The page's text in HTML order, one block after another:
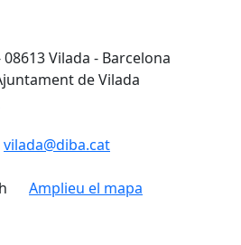
08613 Vilada - Barcelona
de Vilada
vilada@diba.cat
Amplieu el mapa